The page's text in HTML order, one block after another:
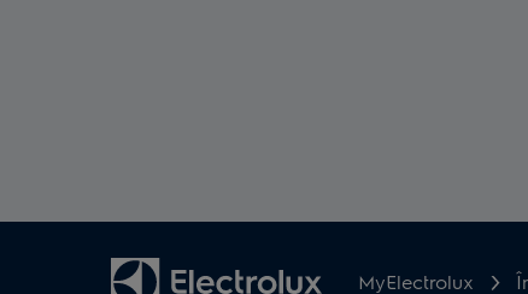
MyElectrolux